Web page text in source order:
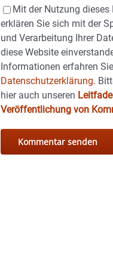
Mit der Nutzung dieses
erklären Sie sich mit der
und Verarbeitung Ihrer
diese Website
Informationen erfahren
Datenschutzerklärung.
hier auch unseren
Veröffentlichung von